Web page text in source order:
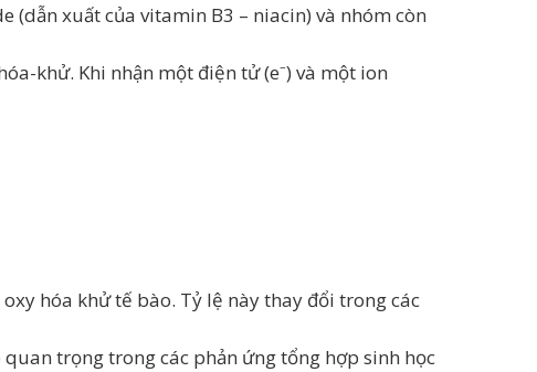
xuất của vitamin B3 – niacin) và nhóm còn
khử. Khi nhận một điện tử (e⁻) và một ion
hóa khử tế bào. Tỷ lệ này thay đổi trong các
trọng trong các phản ứng tổng hợp sinh học